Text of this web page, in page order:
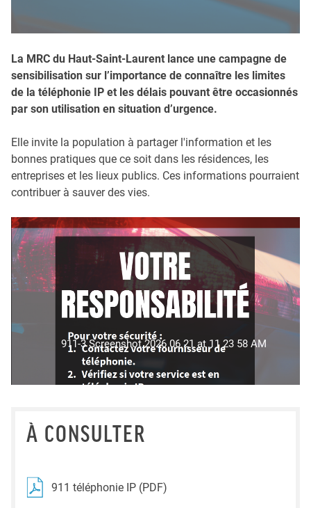
La MRC du Haut-Saint-Laurent lance une campagne de
sensibilisation sur l’importance de connaître les limites
de la téléphonie IP et les délais pouvant être occasionnés
par son utilisation en situation d’urgence.
Elle invite la population à partager l'information et les
bonnes pratiques que ce soit dans les résidences, les
entreprises et les lieux publics. Ces informations pourraient
contribuer à sauver des vies.
911-3 Screenshot 2026 06 21 at 11 23 58 AM
À CONSULTER
911 téléphonie IP (PDF)